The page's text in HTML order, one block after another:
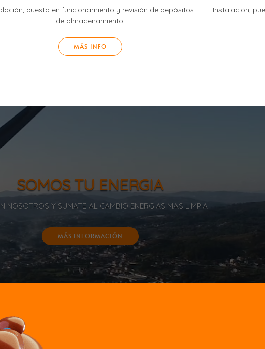
puesta en funcionamiento y revisión de depósitos
de almacenamiento.
MÁS INFO
Instalación,
SOMOS TU ENERGIA
NOSOTROS Y SUMATE AL CAMBIO ENERGIAS MAS LIMPIA
MÁS INFORMACIÓN